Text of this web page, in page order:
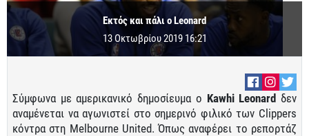
Εκτός και πάλι ο Leonard
13 Οκτωβρίου 2019 16:21
Σύμφωνα με αμερικανικό δημοσίευμα ο Kawhi Leonard δεν
αναμένεται να αγωνιστεί στο σημερινό φιλικό των Clippers
κόντρα στη Melbourne United. Όπως αναφέρει το ρεπορτάζ